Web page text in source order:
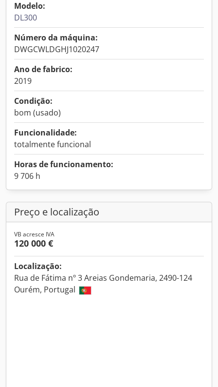
Modelo:
DL300
Número da máquina:
DWGCWLDGHJ1020247
Ano de fabrico:
2019
Condição:
bom (usado)
Funcionalidade:
totalmente funcional
Horas de funcionamento:
9 706 h
Preço e localização
VB acresce IVA
120 000 €
Localização:
Rua de Fátima nº 3 Areias Gondemaria, 2490-124
Ourém, Portugal